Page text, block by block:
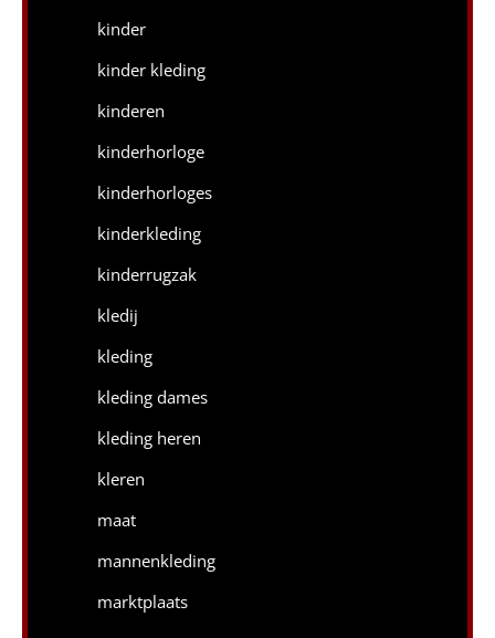
kinder
kinder kleding
kinderen
kinderhorloge
kinderhorloges
kinderkleding
kinderrugzak
kledij
kleding
kleding dames
kleding heren
kleren
maat
mannenkleding
marktplaats